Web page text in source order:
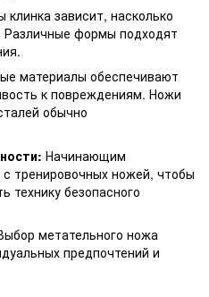
зависит, насколько
Различные формы подходят
материалы обеспечивают
к повреждениям. Ножи
обычно
Начинающим
тренировочных ножей, чтобы
технику безопасного
метательного ножа
предпочтений и